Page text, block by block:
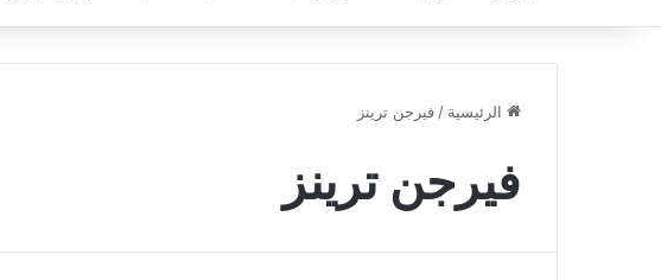
الرئيسية / فيرجن ترينز
فيرجن ترينز